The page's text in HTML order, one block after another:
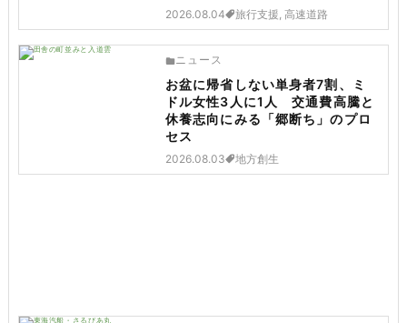
2026.08.04 旅行支援, 高速道路
ニュース
お盆に帰省しない単身者7割、ミ
ドル女性3人に1人 交通費高騰と
休養志向にみる「郷断ち」のプロ
セス
2026.08.03 地方創生